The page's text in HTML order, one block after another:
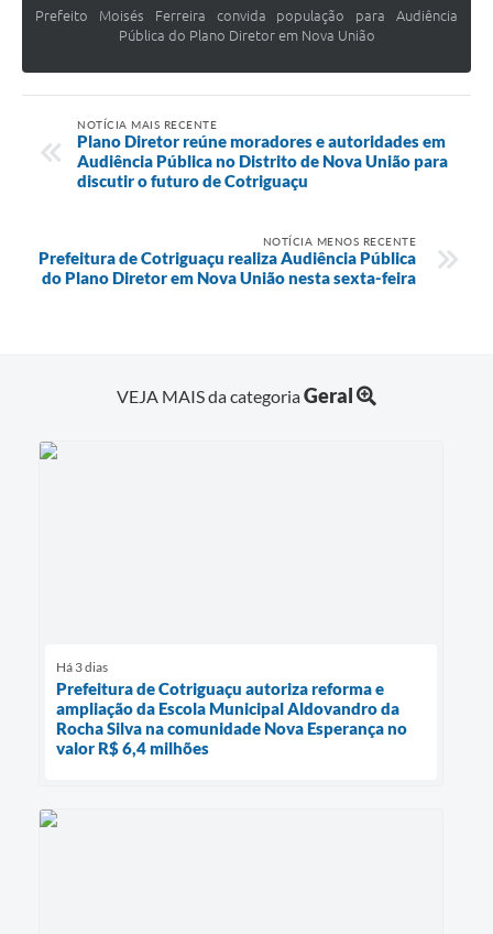
Prefeito Moisés Ferreira convida população para Audiência
Pública do Plano Diretor em Nova União
NOTÍCIA MAIS RECENTE
Plano Diretor reúne moradores e autoridades em
Audiência Pública no Distrito de Nova União para
discutir o futuro de Cotriguaçu
NOTÍCIA MENOS RECENTE
Prefeitura de Cotriguaçu realiza Audiência Pública
do Plano Diretor em Nova União nesta sexta-feira
VEJA MAIS da categoriaGeral
Há 3 dias
Prefeitura de Cotriguaçu autoriza reforma e
ampliação da Escola Municipal Aldovandro da
Rocha Silva na comunidade Nova Esperança no
valor R$ 6,4 milhões